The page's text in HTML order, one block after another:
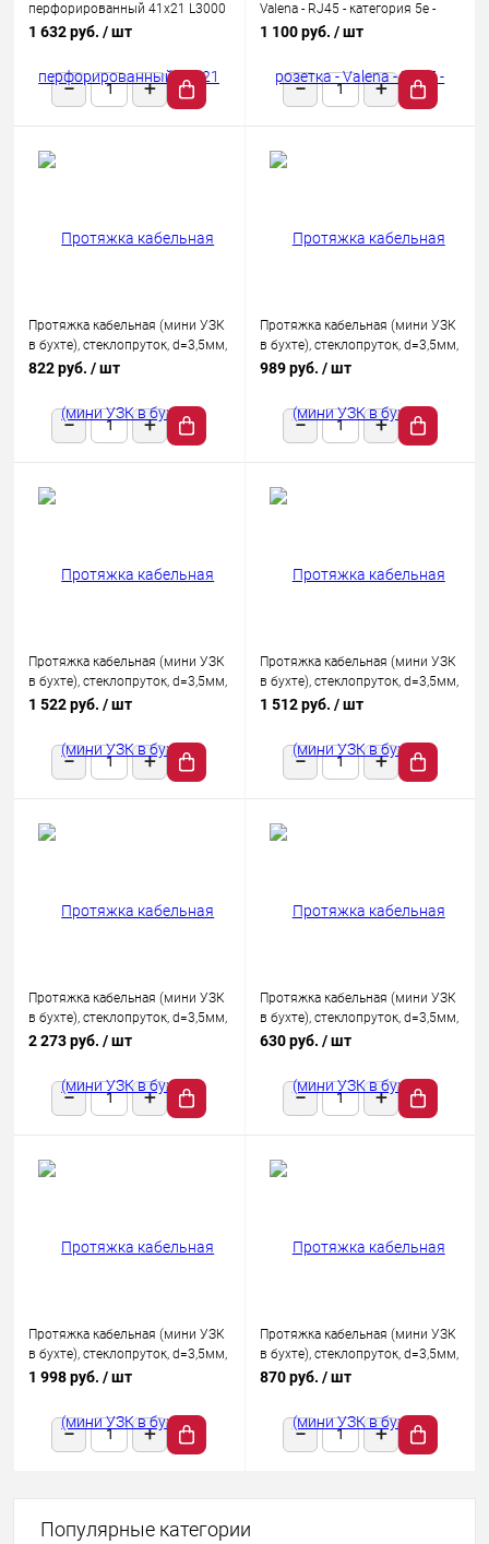
перфорированный 41х21 L3000
1.5мм IEK CLP1S-41-21-30-15
1 632 руб. / шт
Valena - RJ45 - категория 5e -
UTP - 1 выход - с захватами -
1 100 руб. / шт
Протяжка кабельная (мини УЗК
в бухте), стеклопруток, d=3,5мм,
10м КРАСНАЯ
822 руб. / шт
Протяжка кабельная (мини УЗК
в бухте), стеклопруток, d=3,5мм,
15 м, красная REXANT
989 руб. / шт
Протяжка кабельная (мини УЗК
в бухте), стеклопруток, d=3,5мм,
20м КРАСНАЯ
1 522 руб. / шт
Протяжка кабельная (мини УЗК
в бухте), стеклопруток, d=3,5мм,
30м КРАСНАЯ
1 512 руб. / шт
Протяжка кабельная (мини УЗК
в бухте), стеклопруток, d=3,5мм,
50м КРАСНАЯ
2 273 руб. / шт
Протяжка кабельная (мини УЗК
в бухте), стеклопруток, d=3,5мм,
5м КРАСНАЯ
630 руб. / шт
Протяжка кабельная (мини УЗК
в бухте), стеклопруток, d=3,5мм,
25м КРАСНАЯ
1 998 руб. / шт
Протяжка кабельная (мини УЗК
в бухте), стеклопруток, d=3,5мм,
7м КРАСНАЯ
870 руб. / шт
Популярные категории